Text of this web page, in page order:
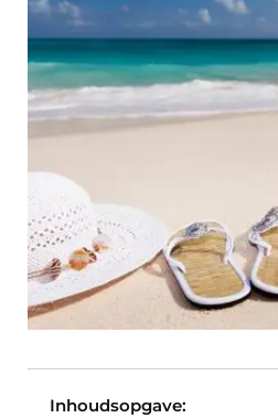
Inhoudsopgave: